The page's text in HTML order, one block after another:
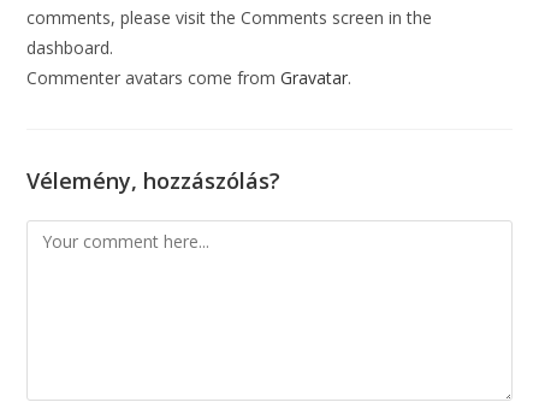
comments, please visit the Comments screen in the
dashboard.
Commenter avatars come fromGravatar.
Vélemény, hozzászólás?